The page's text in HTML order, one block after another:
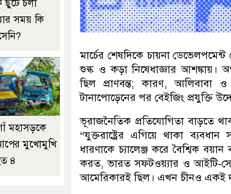
মার্চের শেষদিকে চায়না
শুল্ক ও কড়া নিষেধাজ্ঞার আশঙ্কায়।
ছিল প্রাণবন্ত;কারণ,আলিবাবা ও
টানাপোড়েনের পর বেইজিং প্রযুক্তি
ভূরাজনৈতিক প্রতিযোগিতা বাড়তে
“যুক্তরাষ্ট্রের এগিয়ে থাকা
ধারণাকে চ্যালেঞ্জ করে বৈশ্বিক বয়ান
করত,ভারত সফটওয়্যার ও
আমেরিকারই ছিল। এখন চীনও একই
ছুটে চলা
সময় কি
মহাসড়কে
মুখোমুখি
৪